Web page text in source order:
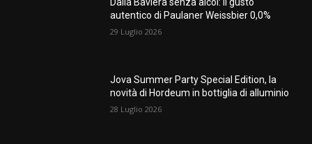
autentico di Paulaner Weissbier 0,0%
29 Luglio 2026
Jova Summer Party Special Edition, la
novità di Hordeum in bottiglia di alluminio
28 Luglio 2026